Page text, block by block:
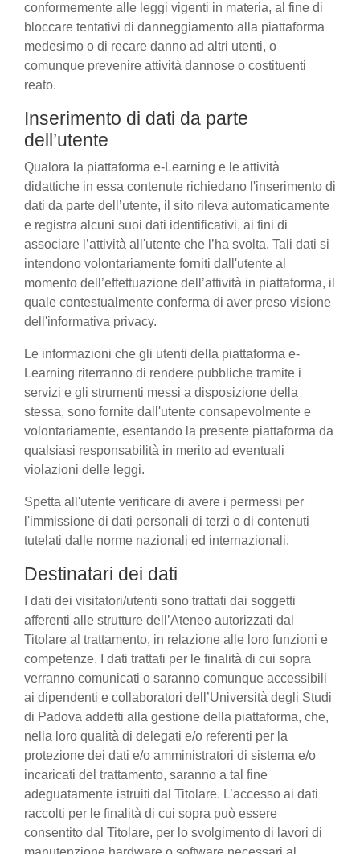
conformemente alle leggi vigenti in materia, al fine di
bloccare tentativi di danneggiamento alla piattaforma
medesimo o di recare danno ad altri utenti, o
comunque prevenire attività dannose o costituenti
reato.
Inserimento di dati da parte
dell’utente
Qualora la piattaforma e-Learning e le attività
didattiche in essa contenute richiedano l'inserimento di
dati da parte dell’utente, il sito rileva automaticamente
e registra alcuni suoi dati identificativi, ai fini di
associare l’attività all'utente che l’ha svolta. Tali dati si
intendono volontariamente forniti dall'utente al
momento dell’effettuazione dell’attività in piattaforma, il
quale contestualmente conferma di aver preso visione
dell'informativa privacy.
Le informazioni che gli utenti della piattaforma e-
Learning riterranno di rendere pubbliche tramite i
servizi e gli strumenti messi a disposizione della
stessa, sono fornite dall'utente consapevolmente e
volontariamente, esentando la presente piattaforma da
qualsiasi responsabilità in merito ad eventuali
violazioni delle leggi.
Spetta all'utente verificare di avere i permessi per
l'immissione di dati personali di terzi o di contenuti
tutelati dalle norme nazionali ed internazionali.
Destinatari dei dati
I dati dei visitatori/utenti sono trattati dai soggetti
afferenti alle strutture dell’Ateneo autorizzati dal
Titolare al trattamento, in relazione alle loro funzioni e
competenze. I dati trattati per le finalità di cui sopra
verranno comunicati o saranno comunque accessibili
ai dipendenti e collaboratori dell’Università degli Studi
di Padova addetti alla gestione della piattaforma, che,
nella loro qualità di delegati e/o referenti per la
protezione dei dati e/o amministratori di sistema e/o
incaricati del trattamento, saranno a tal fine
adeguatamente istruiti dal Titolare. L’accesso ai dati
raccolti per le finalità di cui sopra può essere
consentito dal Titolare, per lo svolgimento di lavori di